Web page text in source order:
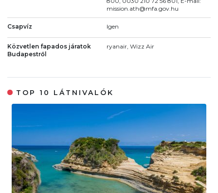
mission.ath@mfa.gov.hu
Csapvíz Igen
Közvetlen fapados járatok
Budapestről
ryanair, Wizz Air
TOP 10 LÁTNIVALÓK